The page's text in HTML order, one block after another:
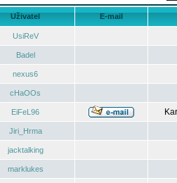
Uživatel E-mail
UsiReV
Badel
nexus6
cHaOOs
EiFeL96
Jiri_Hrma
jacktalking
marklukes